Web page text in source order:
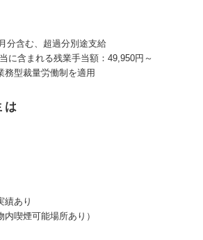
分含む、超過分別途支給
に含まれる残業手当額：49,950円～
型裁量労働制を適用
は
あり
内喫煙可能場所あり）